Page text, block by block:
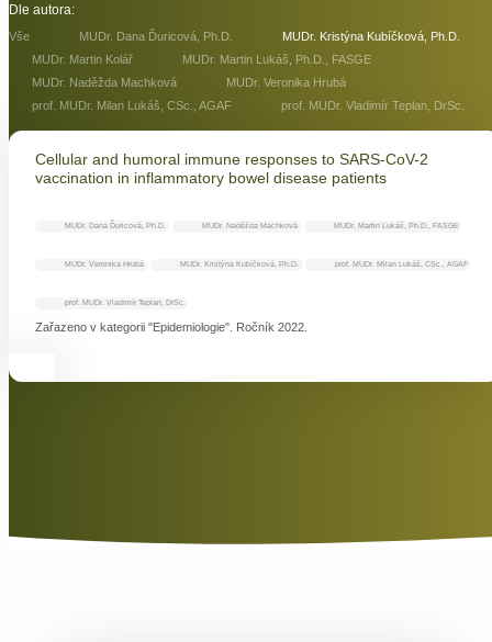
Dle autora:
Vše MUDr. Dana Ďuricová, Ph.D.
MUDr. Kristýna Kubíčková, Ph.D.
MUDr. Martin Kolář
MUDr. Martin Lukáš, Ph.D., FASGE
MUDr. Naděžda Machková
MUDr. Veronika Hrubá
prof. MUDr. Milan Lukáš, CSc., AGAF
prof. MUDr. Vladimír Teplan, DrSc.
Cellular and humoral immune responses to SARS-CoV-2
vaccination in inflammatory bowel disease patients
MUDr. Dana Ďuricová, Ph.D. MUDr. Naděžda Machková MUDr. Martin Lukáš, Ph.D., FASGE
MUDr. Veronika Hrubá MUDr. Kristýna Kubíčková, Ph.D. prof. MUDr. Milan Lukáš, CSc., AGAF
prof. MUDr. Vladimír Teplan, DrSc.
Zařazeno v kategorii "Epidemiologie". Ročník 2022.